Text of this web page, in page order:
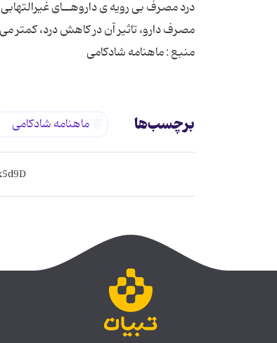
درد مصرف بى رویه ى داروهــاى
مصرف دارو، تاثیر آن در کاهش درد، کمتر
منبع : ماهنامه شادکامی
برچسب‌ها ماهنامه شادکامی